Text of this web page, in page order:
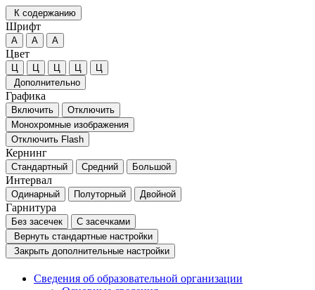
К содержанию
Шрифт
А А А
Цвет
Ц Ц Ц Ц
Ц
Дополнительно
Графика
Включить
Отключить
Монохромные изображения
Отключить Flash
Кернинг
Стандартный Средний Большой
Интервал
Одинарный Полуторный Двойной
Гарнитура
Без засечек
С засечками
Вернуть стандартные настройки
Закрыть дополнительные настройки
Сведения об образовательной организации